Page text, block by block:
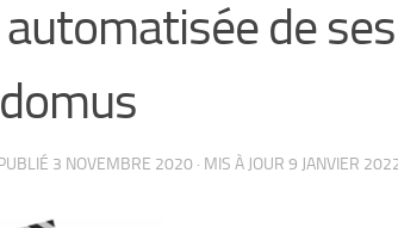
de
3 NOVEMBRE 2020 · MIS À JOUR 9 JANVIER